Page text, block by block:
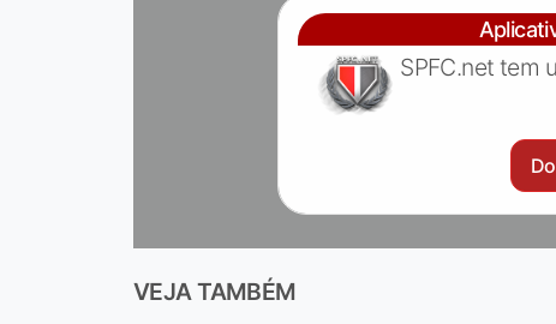
SPFC.net tem
VEJA TAMBÉM